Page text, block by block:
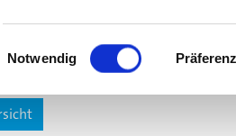
Einwilligungsauswahl
Notwendig